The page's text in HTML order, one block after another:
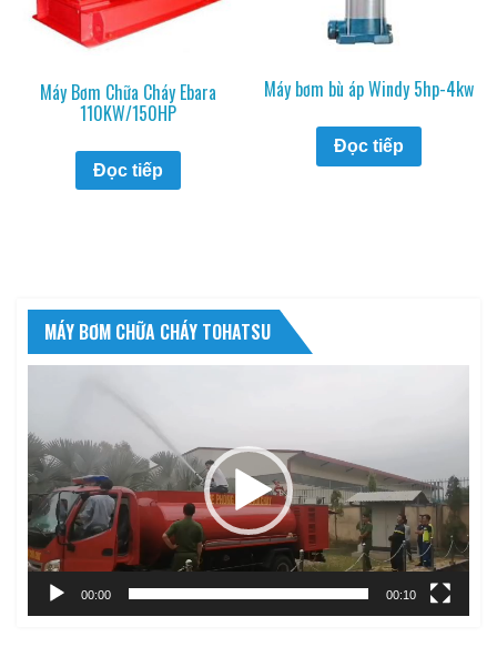
Máy Bơm Chữa Cháy Ebara
110KW/150HP
Đọc tiếp
Máy bơm bù áp Windy 5hp-4kw
Đọc tiếp
MÁY BƠM CHỮA CHÁY TOHATSU
Video
00:00 00:10